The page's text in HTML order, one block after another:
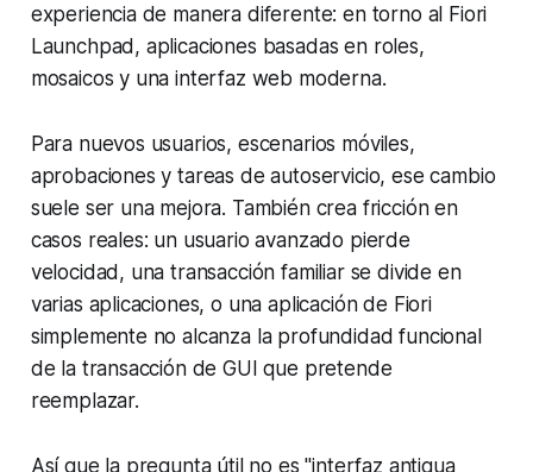
experiencia de manera diferente: en torno al Fiori
Launchpad, aplicaciones basadas en roles,
mosaicos y una interfaz web moderna.
Para nuevos usuarios, escenarios móviles,
aprobaciones y tareas de autoservicio, ese cambio
suele ser una mejora. También crea fricción en
casos reales: un usuario avanzado pierde
velocidad, una transacción familiar se divide en
varias aplicaciones, o una aplicación de Fiori
simplemente no alcanza la profundidad funcional
de la transacción de GUI que pretende
reemplazar.
Así que la pregunta útil no es "interfaz antigua